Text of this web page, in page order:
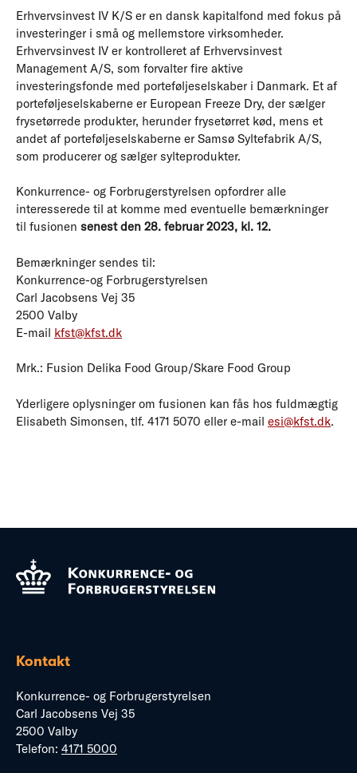
Erhvervsinvest IV K/S er en dansk kapitalfond med fokus på
investeringer i små og mellemstore virksomheder.
Erhvervsinvest IV er kontrolleret af Erhvervsinvest
Management A/S, som forvalter fire aktive
investeringsfonde med porteføljeselskaber i Danmark. Et af
porteføljeselskaberne er European Freeze Dry, der sælger
frysetørrede produkter, herunder frysetørret kød, mens et
andet af porteføljeselskaberne er Samsø Syltefabrik A/S,
som producerer og sælger sylteprodukter.
Konkurrence- og Forbrugerstyrelsen opfordrer alle
interesserede til at komme med eventuelle bemærkninger
til fusionen senest den 28. februar 2023, kl. 12.
Bemærkninger sendes til:
Konkurrence-og Forbrugerstyrelsen
Carl Jacobsens Vej 35
2500 Valby
E-mail kfst@kfst.dk
Mrk.: Fusion Delika Food Group/Skare Food Group
Yderligere oplysninger om fusionen kan fås hos fuldmægtig
Elisabeth Simonsen, tlf. 4171 5070 eller e-mail esi@kfst.dk.
Kontakt
Konkurrence- og Forbrugerstyrelsen
Carl Jacobsens Vej 35
2500 Valby
Telefon: 4171 5000